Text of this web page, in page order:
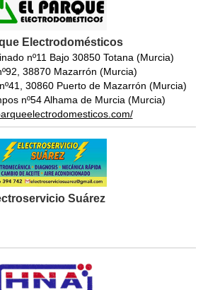
Electrodomésticos
nº11 Bajo 30850 Totana (Murcia)
38870 Mazarrón (Murcia)
30860 Puerto de Mazarrón (Murcia)
nº54 Alhama de Murcia (Murcia)
Suárez